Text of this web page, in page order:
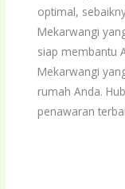
optimal,
Mekarwangi
siap membantu
Mekarwangi
rumah Anda.
penawaran